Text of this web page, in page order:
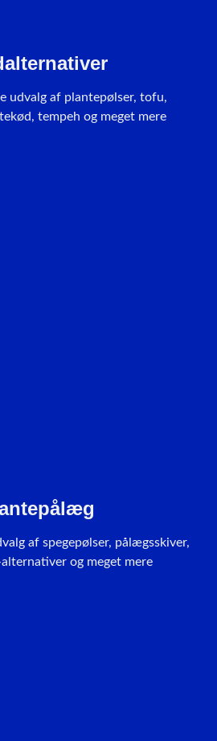
udvalg af plantepølser, tofu,
tempeh og meget mere
af spegepølser, pålægsskiver,
og meget mere